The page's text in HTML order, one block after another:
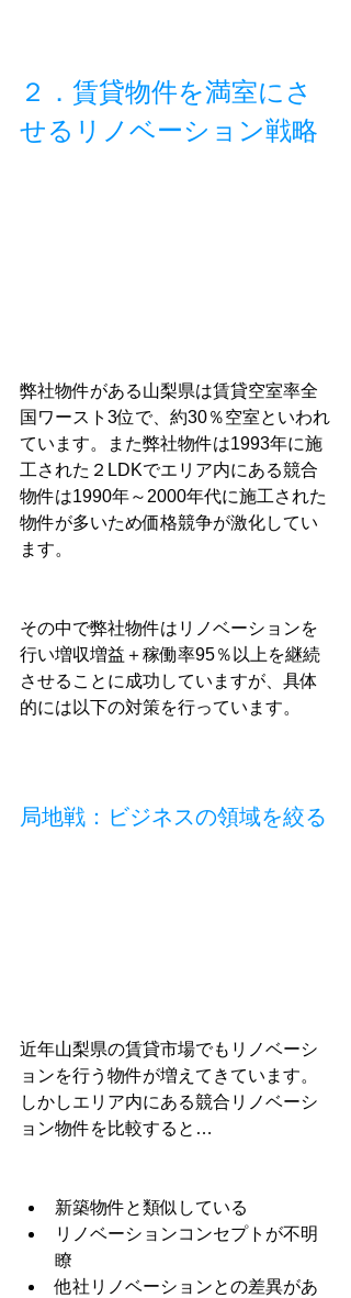
２．賃貸物件を満室にさ
せるリノベーション戦略
弊社物件がある山梨県は賃貸空室率全
国ワースト3位で、約30％空室といわれ
ています。また弊社物件は1993年に施
工された２LDKでエリア内にある競合
物件は1990年～2000年代に施工された
物件が多いため価格競争が激化してい
ます。
その中で弊社物件はリノベーションを
行い増収増益＋稼働率95％以上を継続
させることに成功していますが、具体
的には以下の対策を行っています。
局地戦：ビジネスの領域を絞る
近年山梨県の賃貸市場でもリノベーシ
ョンを行う物件が増えてきています。
しかしエリア内にある競合リノベーシ
ョン物件を比較すると…
新築物件と類似している
リノベーションコンセプトが不明
瞭
他社リノベーションとの差異があ